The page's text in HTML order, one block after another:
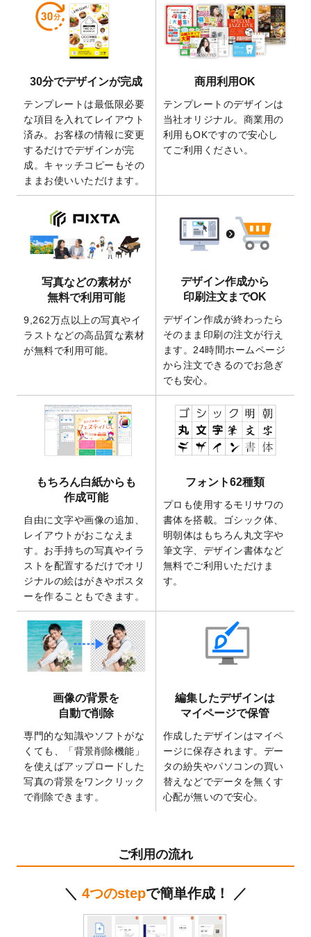
しました。
2026/5/28
【新商品】マグネットステッカーが作成で
きるようになりました！
の全4ステップを解説！」を公開いたしまし
た。
2026/4/23
コラム「 画像の配置・差し替え・トリミン
グ」「テンプレート間でパーツを流用する
方法」を公開いたしました。
2026/4/21
アクリルキーホルダーのデザインテンプレ
ート を追加いたしました。
りました！
2025/12/22
【新商品】アクリルキーホルダーが作成で
きるようになりました！
2025/12/22
2026年版4月始まりのカレンダーデザイン
テンプレート
を公開いたしました。
開いたしました。
2025/9/30
【新商品】クリアファイルバッグ が作成で
きるようになりました！
2026年午年の年賀状デザインテンプレート
を公開いたしました。
2025/9/10
喪中はがき・寒中見舞いのデザインテンプ
レートを公開いたしました。
2025/8/1
9,160万点以上の写真やイラスト素材が無料
2025/7/30
キャンバスプリントのデザインテンプレー
トを追加いたしました。
2025/6/30
暑中見舞いのデザインテンプレートを追加
しました。
2025/6/27
キャンバスプリントのデザインテンプレー
トを追加いたしました。
2025/6/24
2026年版1月始まりのカレンダーデザイン
テンプレートを公開いたしました。
2025/6/9
「背景削除機能
」を実装しました。
2025/4/3
DMのデザインテンプレートを追加しまし
た。
を追加しました。
マスキングテープのデザインテンプレート
を追加しました。
2025/1/15
配置できるデータ形式が増えました。
（pdf、psd、eps、tifに対応）
2024/12/24
2025年版4月始まりのカレンダーデザイン
箔押し年賀状のデザインテンプレート
ステッカーのデザインテンプレート
しました。
2025年巳年の年賀状デザインテンプレート
30分でデザインが完成
テンプレートは最低限必要
な項目を入れてレイアウト
済み。お客様の情報に変更
するだけでデザインが完
成。キャッチコピーもその
ままお使いいただけます。
商用利用OK
テンプレートのデザインは
当社オリジナル。商業用の
利用もOKですので安心し
てご利用ください。
写真などの素材が
無料で利用可能
9,262万点以上の写真やイ
ラストなどの高品質な素材
が無料で利用可能。
デザイン作成から
印刷注文までOK
デザイン作成が終わったら
そのまま印刷の注文が行え
ます。24時間ホームページ
から注文できるのでお急ぎ
でも安心。
もちろん白紙からも
作成可能
自由に文字や画像の追加、
レイアウトがおこなえま
す。お手持ちの写真やイラ
ストを配置するだけでオリ
ジナルの絵はがきやポスタ
ーを作ることもできます。
フォント62種類
プロも使用するモリサワの
書体を搭載。ゴシック体、
明朝体はもちろん丸文字や
筆文字、デザイン書体など
無料でご利用いただけま
す。
画像の背景を
自動で削除
専門的な知識やソフトがな
くても、「背景削除機能」
を使えばアップロードした
写真の背景をワンクリック
で削除できます。
編集したデザインは
マイページで保管
作成したデザインはマイペ
ージに保存されます。デー
タの紛失やパソコンの買い
替えなどでデータを無くす
心配が無いので安心。
ご利用の流れ
＼ 4つのstepで簡単作成！ ／